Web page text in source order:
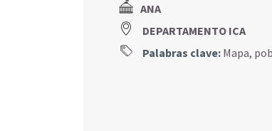
ANA
DEPARTAMENTO ICA
Palabras clave: Mapa,